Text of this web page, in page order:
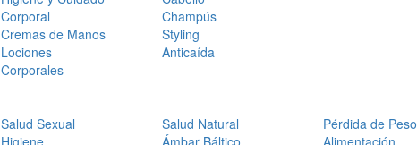
Corporal
Cremas de Manos
Lociones
Corporales
Champús
Styling
Anticaída
Salud Sexual
Salud Natural
Pérdida de Peso